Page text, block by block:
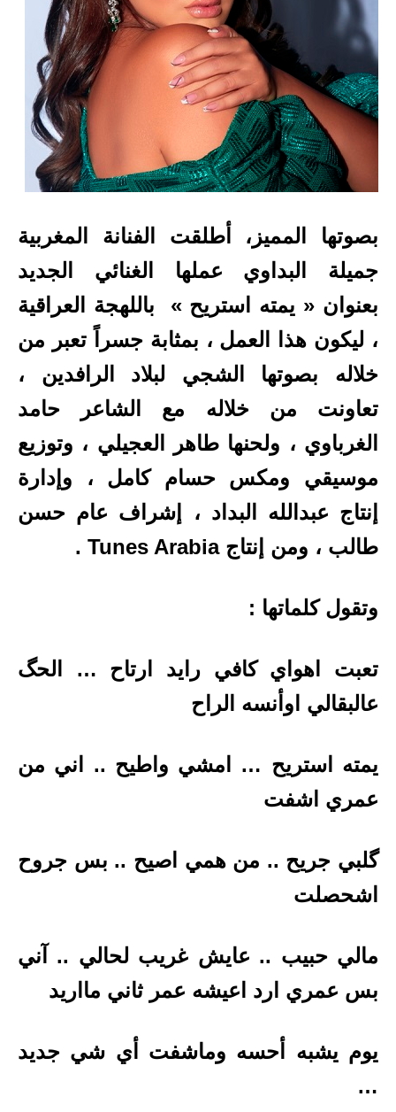
بصوتها المميز، أطلقت الفنانة المغربية
جميلة البداوي عملها الغنائي الجديد
بعنوان « يمته استريح » باللهجة العراقية
، ليكون هذا العمل ، بمثابة جسراً تعبر من
خلاله بصوتها الشجي لبلاد الرافدين ،
تعاونت من خلاله مع الشاعر حامد
الغرباوي ، ولحنها طاهر العجيلي ، وتوزيع
موسيقي ومكس حسام كامل ، وإدارة
إنتاج عبدالله البداد ، إشراف عام حسن
طالب ، ومن إنتاج Tunes Arabia .
وتقول كلماتها :
تعبت اهواي كافي رايد ارتاح … الحگ
عالبقالي اوأنسه الراح
يمته استريح … امشي واطيح .. اني من
عمري اشفت
گلبي جريح .. من همي اصيح .. بس جروح
اشحصلت
مالي حبيب .. عايش غريب لحالي .. آني
بس عمري ارد اعيشه عمر ثاني مااريد
يوم يشبه أحسه وماشفت أي شي جديد
…